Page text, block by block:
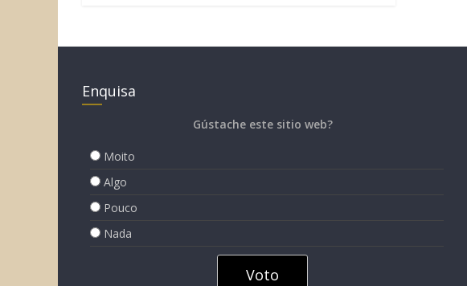
Enquisa
Gústache este sitio web?
Moito
Algo
Pouco
Nada